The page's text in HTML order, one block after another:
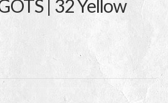
| 32 Yellow